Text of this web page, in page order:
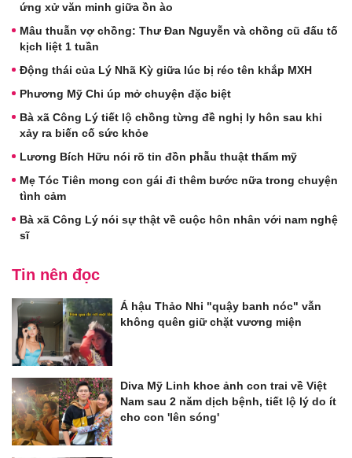
ứng xử văn minh giữa ồn ào
Mâu thuẫn vợ chồng: Thư Đan Nguyễn và chồng cũ đấu tố
kịch liệt 1 tuần
Động thái của Lý Nhã Kỳ giữa lúc bị réo tên khắp MXH
Phương Mỹ Chi úp mở chuyện đặc biệt
Bà xã Công Lý tiết lộ chồng từng đề nghị ly hôn sau khi
xảy ra biến cố sức khỏe
Lương Bích Hữu nói rõ tin đồn phẫu thuật thẩm mỹ
Mẹ Tóc Tiên mong con gái đi thêm bước nữa trong chuyện
tình cảm
Bà xã Công Lý nói sự thật về cuộc hôn nhân với nam nghệ
sĩ
Tin nên đọc
Á hậu Thảo Nhi "quậy banh nóc" vẫn
không quên giữ chặt vương miện
Diva Mỹ Linh khoe ảnh con trai về Việt
Nam sau 2 năm dịch bệnh, tiết lộ lý do ít
cho con 'lên sóng'